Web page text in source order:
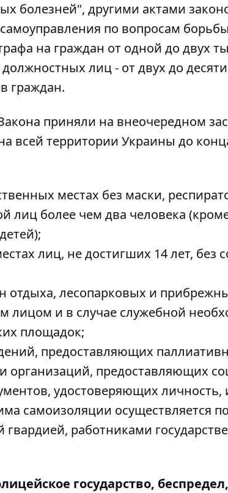
болезней", другими актами
по вопросам
на граждан от одной до двух
лиц - от двух до
граждан.
приняли на внеочередном
всей территории Украины до
местах без маски,
лиц более чем два человека
лиц, не достигших 14 лет, без
отдыха, лесопарковых и
и в случае служебной
площадок;
предоставляющих
предоставляющих
удостоверяющих личность,
самоизоляции осуществляется
работниками
государство,